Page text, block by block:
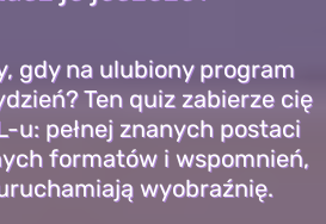
gdy na ulubiony program
Ten quiz zabierze cię
u: pełnej znanych postaci
formatów i wspomnień,
wyobraźnię.